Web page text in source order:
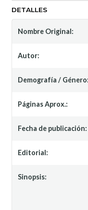
DETALLES
Nombre Original:
Autor:
Demografía / Género:
Páginas Aprox.:
Fecha de publicación:
Editorial:
Sinopsis: